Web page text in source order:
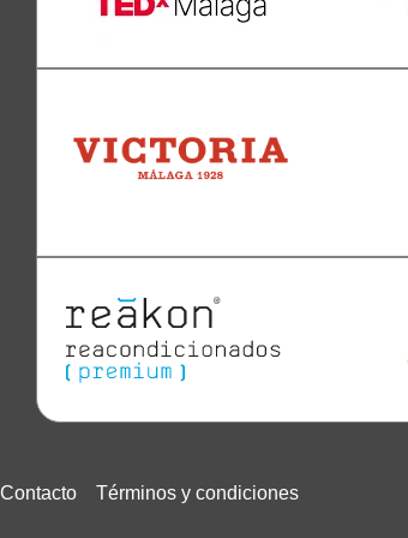
Contacto Términos y condiciones